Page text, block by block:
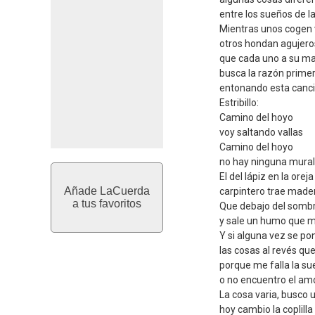
Añade LaCuerda
a tus favoritos
entre los sueños de
Mientras unos cogen
otros hondan
que cada uno a su
busca la razón
entonando esta
Estribillo:
Camino del hoyo
voy saltando vallas
Camino del hoyo
no hay ninguna
El del lápiz en la
carpintero trae
Que debajo del
y sale un humo que
Y si alguna vez se
las cosas al revés
porque me falla la
o no encuentro el
La cosa varia, busco
hoy cambio la